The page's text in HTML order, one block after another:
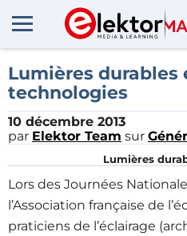
Lumières durables
technologies
10 décembre 2013
par Elektor Team sur
Lumières
Lors des Journées
l’Association française de
praticiens de l’éclairage